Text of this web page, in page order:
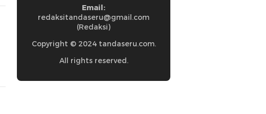
Email:
redaksitandaseru@gmail.com
(Redaksi)
Copyright © 2024 tandaseru.com.
All rights reserved.